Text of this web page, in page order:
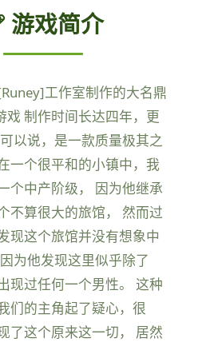
游戏简介
工作室制作的大名鼎
戏 制作时间长达四年，更
以说，是一款质量极其之
一个很平和的小镇中，我
个中产阶级， 因为他继承
不算很大的旅馆， 然而过
现这个旅馆并没有想象中
为他发现这里似乎除了
现过任何一个男性。 这种
们的主角起了疑心，很
了这个原来这一切， 居然